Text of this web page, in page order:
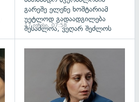
გარეშე ელენე ხოშტარიამ
უეტლოდ გადაადგილება
შესაძლოა, ვეღარ შეძლოს
17 ივნისი, 07:58